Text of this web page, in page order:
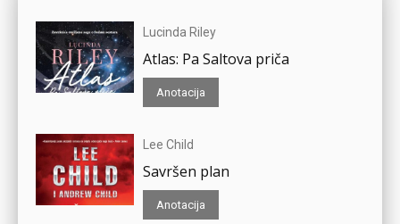
Lucinda Riley
Atlas: Pa Saltova priča
Anotacija
Lee Child
Savršen plan
Anotacija